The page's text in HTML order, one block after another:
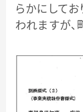
らかにして
われますが、